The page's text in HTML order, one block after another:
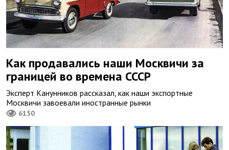
Как продавались наши Москвичи за
границей во времена СССР
Эксперт Канунников рассказал, как наши экспортные
Москвичи завоевали иностранные рынки
6150